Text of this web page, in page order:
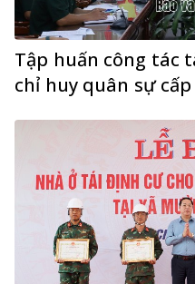
Tập huấn công tác
chỉ huy quân sự cấp